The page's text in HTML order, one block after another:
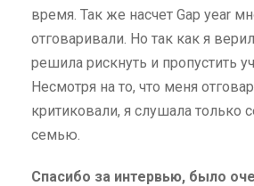
время. Так же насчет Gap year
отговаривали. Но так как я
решила рискнуть и пропустить
Несмотря на то, что меня
критиковали, я слушала только
семью.
Спасибо за интервью, было